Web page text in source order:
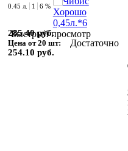
Быстрый просмотр
0.45 л. 1 6 %
285.40 руб.
Цена от 20 шт:
254.10 руб.
Достаточно